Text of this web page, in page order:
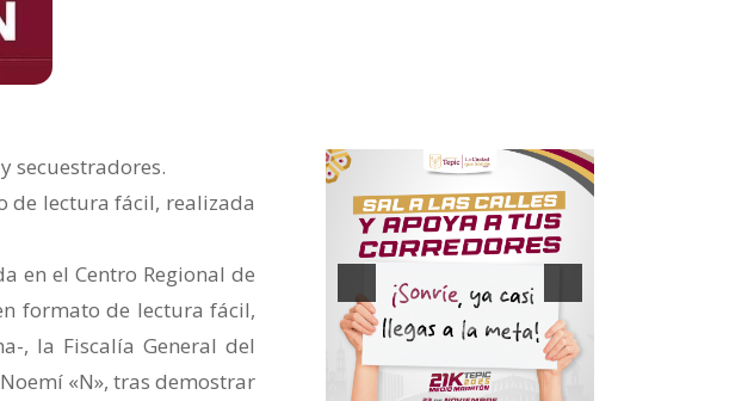
secuestradores.
de lectura fácil, realizada
en el Centro Regional de
formato de lectura fácil,
, la Fiscalía General del
«N», tras demostrar